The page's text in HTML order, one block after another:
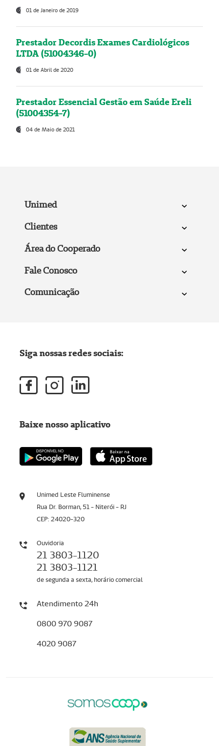
01 de Janeiro de 2019
Prestador Decordis Exames Cardiológicos
LTDA (51004346-0)
01 de Abril de 2020
Prestador Essencial Gestão em Saúde Ereli
(51004354-7)
04 de Maio de 2021
Unimed
Clientes
Área do Cooperado
Fale Conosco
Comunicação
Unimed Leste Fluminense
Rua Dr. Borman, 51 - Niterói - RJ
CEP: 24020-320
Ouvidoria
21 3803-1120
21 3803-1121
de segunda a sexta, horário comercial
Atendimento 24h
0800 970 9087
4020 9087
Siga nossas redes sociais:
Baixe nosso aplicativo